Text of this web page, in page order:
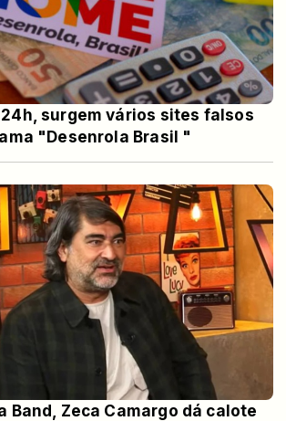
24h, surgem vários sites falsos
"Desenrola Brasil "
Band, Zeca Camargo dá calote